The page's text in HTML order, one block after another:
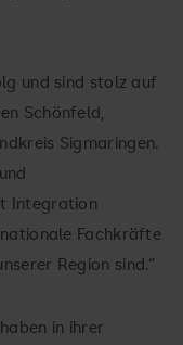
und sind stolz auf
Schönfeld,
Sigmaringen.
Integration
Fachkräfte
Region sind.“
in ihrer